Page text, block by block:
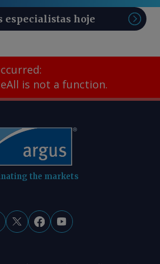
especialistas hoje
is not a function.
the markets